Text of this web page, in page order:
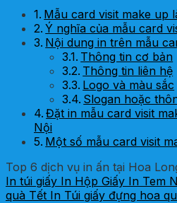
Mẫu card visit make up
Ý nghĩa của mẫu card
Nội dung in trên mẫu
Thông tin cơ bản
Thông tin liên hệ
Logo và màu sắc
Slogan hoặc
Đặt in mẫu card visit
Nội
Một số mẫu card visit
Top 6 dịch vụ in ấn tại Hoa
In túi giấy In Hộp Giấy In Tem
quà Tết In Túi giấy đựng hoa